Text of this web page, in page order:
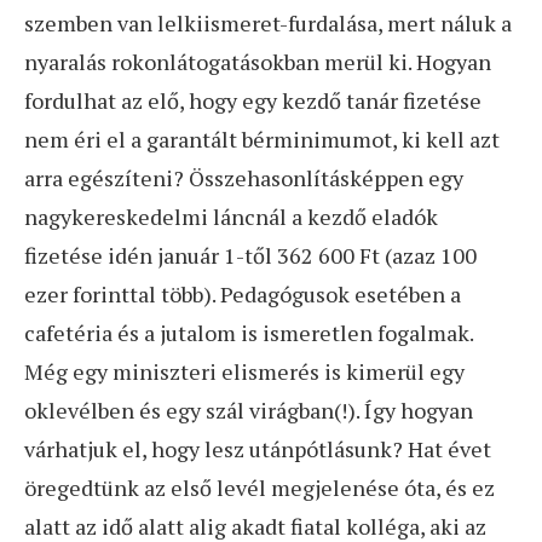
szemben van lelkiismeret-furdalása, mert náluk a
nyaralás rokonlátogatásokban merül ki. Hogyan
fordulhat az elő, hogy egy kezdő tanár fizetése
nem éri el a garantált bérminimumot, ki kell azt
arra egészíteni? Összehasonlításképpen egy
nagykereskedelmi láncnál a kezdő eladók
fizetése idén január 1-től 362 600 Ft (azaz 100
ezer forinttal több). Pedagógusok esetében a
cafetéria és a jutalom is ismeretlen fogalmak.
Még egy miniszteri elismerés is kimerül egy
oklevélben és egy szál virágban(!). Így hogyan
várhatjuk el, hogy lesz utánpótlásunk? Hat évet
öregedtünk az első levél megjelenése óta, és ez
alatt az idő alatt alig akadt fiatal kolléga, aki az